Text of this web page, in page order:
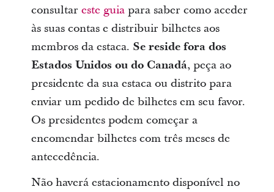
consultar este guiapara saber como aceder
às suas contas e distribuir bilhetes aos
membros da estaca. Se reside fora dos
Estados Unidos ou do Canadá, peça ao
presidente da sua estaca ou distrito para
enviar um pedido de bilhetes em seu favor.
Os presidentes podem começar a
encomendar bilhetes com três meses de
antecedência.
Não haverá estacionamento disponível no